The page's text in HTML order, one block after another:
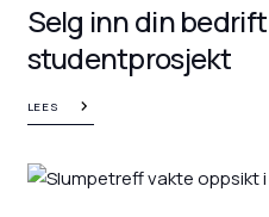
Selg inn din
studentprosjekt
LEES